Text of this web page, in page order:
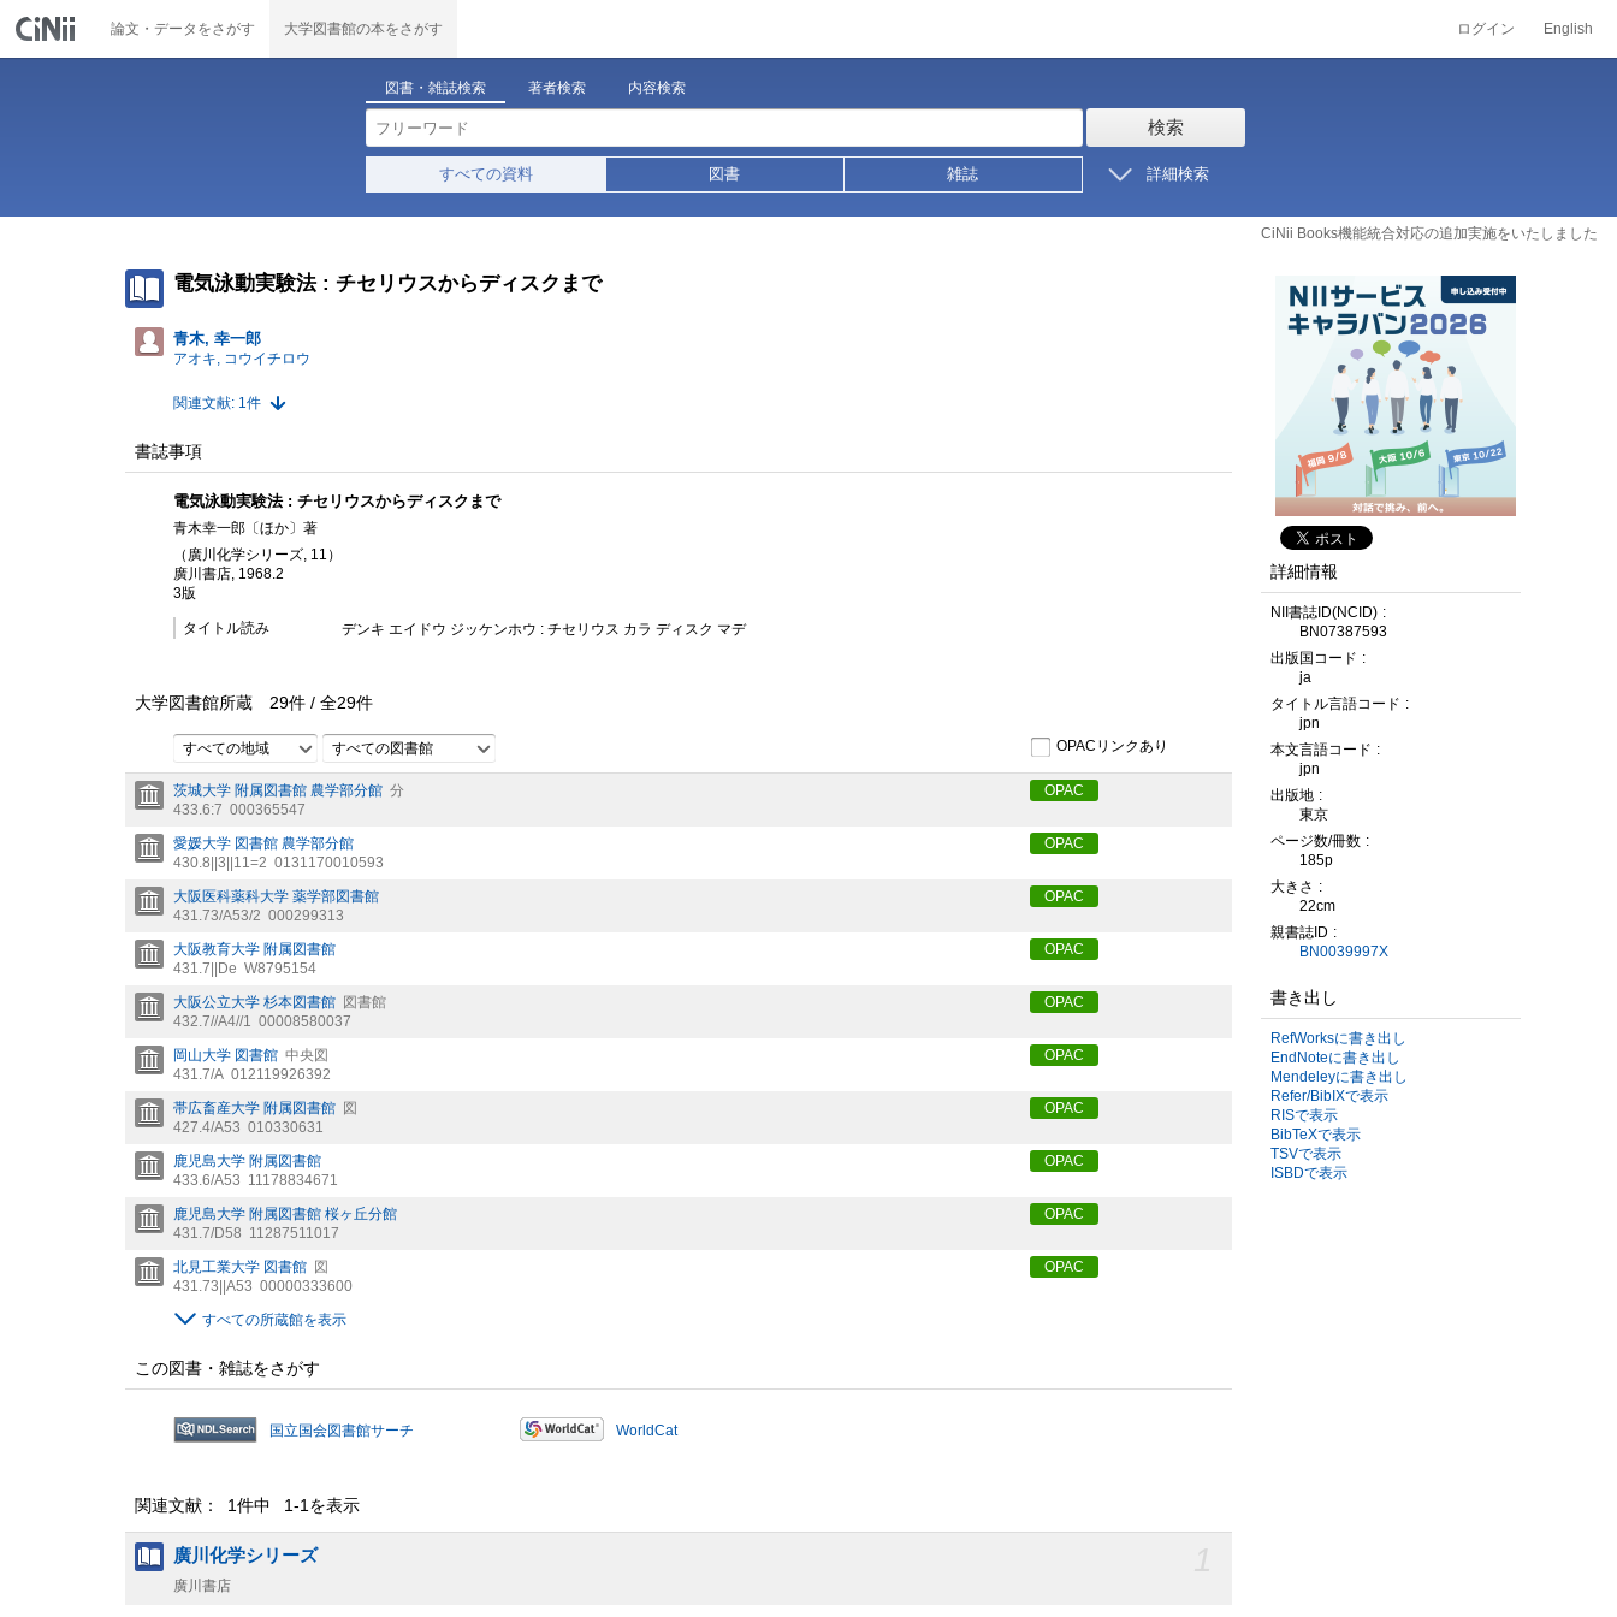
論文・データをさがす 大学図書館の本をさがす ログイン English
図書・雑誌検索 著者検索 内容検索
検索
すべての資料 図書 雑誌 詳細検索
CiNii Books機能統合対応の追加実施をいたしました
電気泳動実験法 : チセリウスからディスクまで
青木, 幸一郎
アオキ, コウイチロウ
関連文献: 1件
書誌事項
電気泳動実験法 : チセリウスからディスクまで
青木幸一郎〔ほか〕著
（廣川化学シリーズ, 11）
廣川書店, 1968.2
3版
タイトル読み デンキ エイドウ ジッケンホウ : チセリウス カラ ディスク マデ
大学図書館所蔵 29件 / 全29件
すべての地域 すべての図書館 OPACリンクあり
茨城大学 附属図書館 農学部分館 分
433.6:7 000365547
OPAC
愛媛大学 図書館 農学部分館
430.8||3||11=2 0131170010593
OPAC
大阪医科薬科大学 薬学部図書館
431.73/A53/2 000299313
OPAC
大阪教育大学 附属図書館
431.7||De W8795154
OPAC
大阪公立大学 杉本図書館 図書館
432.7//A4//1
00008580037
OPAC
岡山大学 図書館 中央図
431.7/A 012119926392
OPAC
帯広畜産大学 附属図書館 図
427.4/A53 010330631
OPAC
鹿児島大学 附属図書館
433.6/A53 11178834671
OPAC
鹿児島大学 附属図書館 桜ヶ丘分館
431.7/D58 11287511017
OPAC
北見工業大学 図書館 図
431.73||A53 00000333600
OPAC
すべての所蔵館を表示
この図書・雑誌をさがす
国立国会図書館サーチ WorldCat
関連文献： 1件中 1-1を表示
廣川化学シリーズ
廣川書店
詳細情報
NII書誌ID(NCID)
BN07387593
出版国コード
ja
タイトル言語コード
jpn
本文言語コード
jpn
出版地
東京
ページ数/冊数
185p
大きさ
22cm
親書誌ID
BN0039997X
書き出し
RefWorksに書き出し
EndNoteに書き出し
Mendeleyに書き出し
Refer/BibIXで表示
RISで表示
BibTeXで表示
TSVで表示
ISBDで表示